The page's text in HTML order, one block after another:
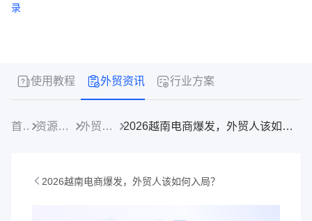
心
录
使用教程 外贸资讯 行业方案
首页 资源中心 外贸资讯 2026越南电商爆发，外贸人该如何入局？
2026越南电商爆发，外贸人该如何入局？